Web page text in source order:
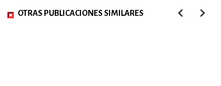
OTRAS PUBLICACIONES SIMILARES